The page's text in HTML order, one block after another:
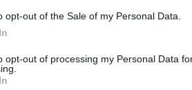
opt-out of the Sale of my Personal Data.
opt-out of processing my Personal Data
προς την περιοχή της Μεσσηνίας
τους αρμόδιους φορείς της
συμπεριλαμβανομένου του